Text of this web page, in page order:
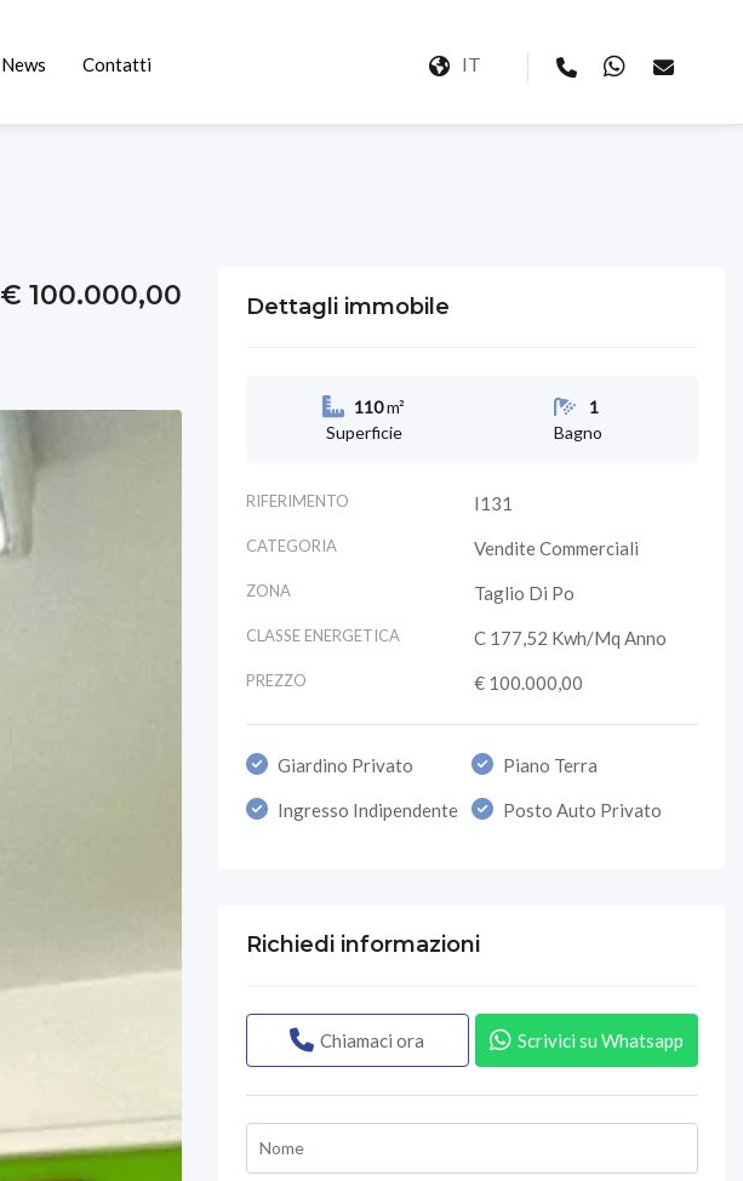
News Contatti IT
€ 100.000,00 Dettagli immobile
110 m²
Superficie
1
Bagno
RIFERIMENTO I131
CATEGORIA Vendite Commerciali
ZONA Taglio Di Po
CLASSE ENERGETICA C 177,52 Kwh/mq Anno
PREZZO € 100.000,00
Giardino Privato Piano Terra
Ingresso Indipendente Posto Auto Privato
Richiedi informazioni
Chiamaci ora Scrivici su Whatsapp